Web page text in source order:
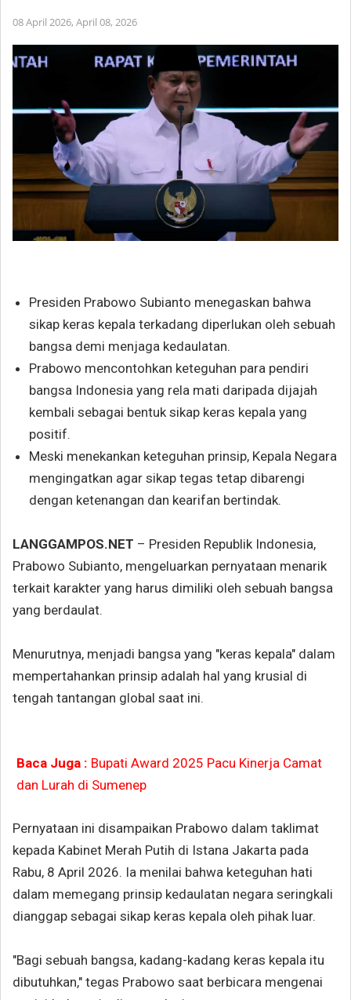
08 April 2026, April 08, 2026
Presiden Prabowo Subianto menegaskan bahwa
sikap keras kepala terkadang diperlukan oleh sebuah
bangsa demi menjaga kedaulatan.
Prabowo mencontohkan keteguhan para pendiri
bangsa Indonesia yang rela mati daripada dijajah
kembali sebagai bentuk sikap keras kepala yang
positif.
Meski menekankan keteguhan prinsip, Kepala Negara
mengingatkan agar sikap tegas tetap dibarengi
dengan ketenangan dan kearifan bertindak.
LANGGAMPOS.NET – Presiden Republik Indonesia,
Prabowo Subianto, mengeluarkan pernyataan menarik
terkait karakter yang harus dimiliki oleh sebuah bangsa
yang berdaulat.
Menurutnya, menjadi bangsa yang "keras kepala" dalam
mempertahankan prinsip adalah hal yang krusial di
tengah tantangan global saat ini.
Baca Juga : Bupati Award 2025 Pacu Kinerja Camat
dan Lurah di Sumenep
Pernyataan ini disampaikan Prabowo dalam taklimat
kepada Kabinet Merah Putih di Istana Jakarta pada
Rabu, 8 April 2026. Ia menilai bahwa keteguhan hati
dalam memegang prinsip kedaulatan negara seringkali
dianggap sebagai sikap keras kepala oleh pihak luar.
"Bagi sebuah bangsa, kadang-kadang keras kepala itu
dibutuhkan," tegas Prabowo saat berbicara mengenai